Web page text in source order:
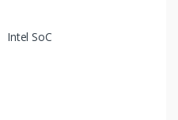
Intel SoC